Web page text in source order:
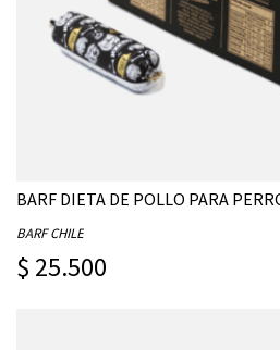
BARF CHILE
$ 25.500